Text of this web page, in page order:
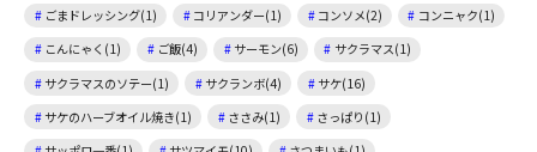
ごまドレッシング(1)
コリアンダー(1) コンソメ(2)
コンニャク(1)
こんにゃく(1)
ご飯(4) サーモン(6)
サクラマス(1)
サクラマスのソテー(1)
サクランボ(4)
サケ(16)
サケのハーブオイル焼き(1)
ささみ(1)
さっぱり(1)